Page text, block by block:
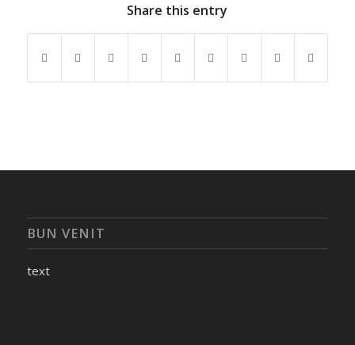
Share this entry
BUN VENIT
text